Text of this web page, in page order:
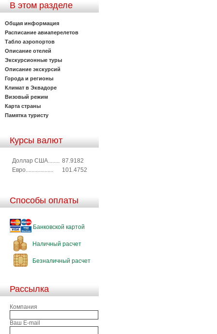
В этом разделе
Общая информация
Расписание авиаперелетов
Табло аэропортов
Описание отелей
Экскурсионные туры
Описание экскурсий
Города и регионы
Климат в Эквадоре
Визовый режим
Карта страны
Памятка туристу
Курсы валют
Доллар США........ 87.9182
Евро...................
101.4752
Способы оплаты
Банковской картой
Наличный расчет
Безналичный расчет
Рассылка
Компания
Ваш E-mail